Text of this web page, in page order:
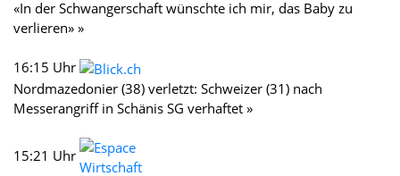
«In der Schwangerschaft wünschte ich mir, das Baby zu
verlieren» »
16:15 Uhr
Nordmazedonier (38) verletzt: Schweizer (31) nach
Messerangriff in Schänis SG verhaftet »
15:21 Uhr